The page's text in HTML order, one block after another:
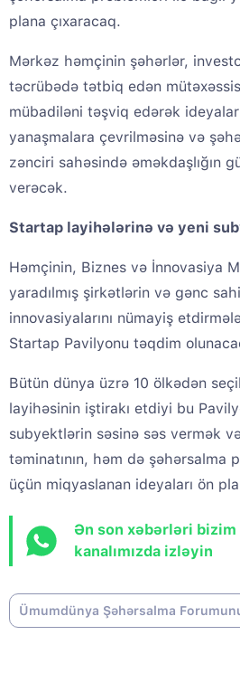
plana çıxaracaq.
Mərkəz həmçinin şəhərlər,
təcrübədə tətbiq edən
mübadiləni təşviq edərək
yanaşmalara çevrilməsinə və
zənciri sahəsində əməkdaşlığın
verəcək.
Startap layihələrinə və yeni
Həmçinin, Biznes və İnnovasiya
yaradılmış şirkətlərin və gənc
innovasiyalarını nümayiş
Startap Pavilyonu təqdim
Bütün dünya üzrə 10 ölkədən
layihəsinin iştirakı etdiyi bu
subyektlərin səsinə səs vermək
təminatının, həm də şəhərsalma
üçün miqyaslanan ideyaları ön
Ən son xəbərləri
kanalımızda izləyin
Ümumdünya Şəhərsalma